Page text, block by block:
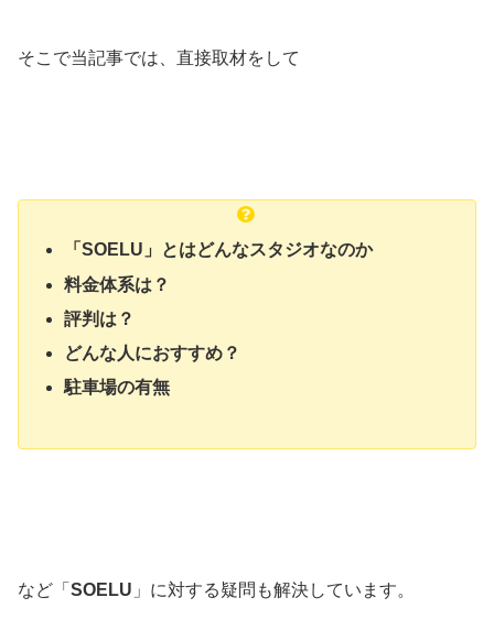
そこで当記事では、直接取材をして
「SOELU」とはどんなスタジオなのか
料金体系は？
評判は？
どんな人におすすめ？
駐車場の有無
など「 SOELU 」に対する疑問も解決しています。